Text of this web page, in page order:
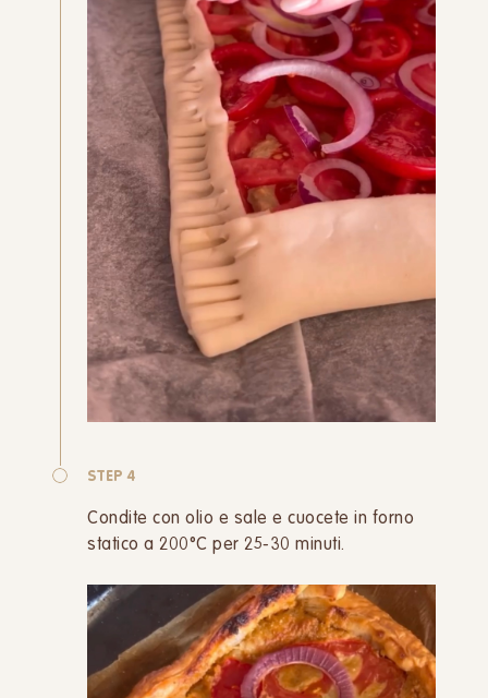
STEP 4
Condite con olio e sale e cuocete in forno
statico a 200°C per 25-30 minuti.